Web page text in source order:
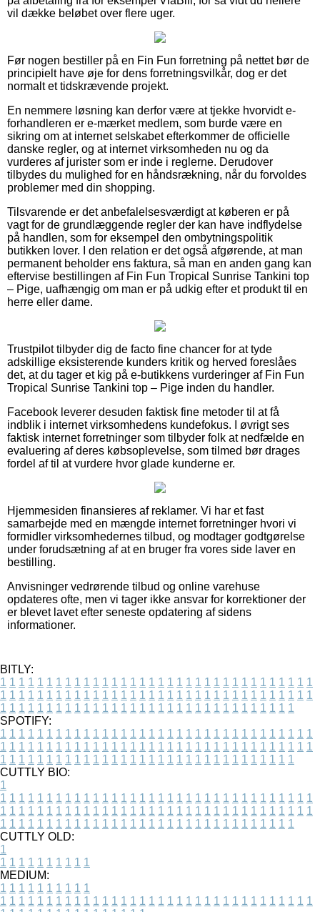
vil dække beløbet over flere uger.
Før nogen bestiller på en Fin Fun forretning på nettet bør de
principielt have øje for dens forretningsvilkår, dog er det
normalt et tidskrævende projekt.
En nemmere løsning kan derfor være at tjekke hvorvidt e-
forhandleren er e-mærket medlem, som burde være en
sikring om at internet selskabet efterkommer de officielle
danske regler, og at internet virksomheden nu og da
vurderes af jurister som er inde i reglerne. Derudover
tilbydes du mulighed for en håndsrækning, når du forvoldes
problemer med din shopping.
Tilsvarende er det anbefalelsesværdigt at køberen er på
vagt for de grundlæggende regler der kan have indflydelse
på handlen, som for eksempel den ombytningspolitik
butikken lover. I den relation er det også afgørende, at man
permanent beholder ens faktura, så man en anden gang kan
eftervise bestillingen af Fin Fun Tropical Sunrise Tankini top
– Pige, uafhængig om man er på udkig efter et produkt til en
herre eller dame.
Trustpilot tilbyder dig de facto fine chancer for at tyde
adskillige eksisterende kunders kritik og herved foreslåes
det, at du tager et kig på e-butikkens vurderinger af Fin Fun
Tropical Sunrise Tankini top – Pige inden du handler.
Facebook leverer desuden faktisk fine metoder til at få
indblik i internet virksomhedens kundefokus. I øvrigt ses
faktisk internet forretninger som tilbyder folk at nedfælde en
evaluering af deres købsoplevelse, som tilmed bør drages
fordel af til at vurdere hvor glade kunderne er.
Hjemmesiden finansieres af reklamer. Vi har et fast
samarbejde med en mængde internet forretninger hvori vi
formidler virksomhedernes tilbud, og modtager godtgørelse
under forudsætning af at en bruger fra vores side laver en
bestilling.
Anvisninger vedrørende tilbud og online varehuse
opdateres ofte, men vi tager ikke ansvar for korrektioner der
er blevet lavet efter seneste opdatering af sidens
informationer.
BITLY:
1 1 1 1 1 1 1 1 1 1 1 1 1 1 1 1 1 1 1 1 1 1 1 1 1 1 1 1 1 1 1 1 1 1
1 1 1 1 1 1 1 1 1 1 1 1 1 1 1 1 1 1 1 1 1 1 1 1 1 1 1 1 1 1 1 1 1 1
1 1 1 1 1 1 1 1 1 1 1 1 1 1 1 1 1 1 1 1 1 1 1 1 1 1 1 1 1 1 1 1
SPOTIFY:
1 1 1 1 1 1 1 1 1 1 1 1 1 1 1 1 1 1 1 1 1 1 1 1 1 1 1 1 1 1 1 1 1 1
1 1 1 1 1 1 1 1 1 1 1 1 1 1 1 1 1 1 1 1 1 1 1 1 1 1 1 1 1 1 1 1 1 1
1 1 1 1 1 1 1 1 1 1 1 1 1 1 1 1 1 1 1 1 1 1 1 1 1 1 1 1 1 1 1 1
CUTTLY BIO:
1
1 1 1 1 1 1 1 1 1 1 1 1 1 1 1 1 1 1 1 1 1 1 1 1 1 1 1 1 1 1 1 1 1 1
1 1 1 1 1 1 1 1 1 1 1 1 1 1 1 1 1 1 1 1 1 1 1 1 1 1 1 1 1 1 1 1 1 1
1 1 1 1 1 1 1 1 1 1 1 1 1 1 1 1 1 1 1 1 1 1 1 1 1 1 1 1 1 1 1 1
CUTTLY OLD:
1
1 1 1 1 1 1 1 1 1 1
MEDIUM:
1 1 1 1 1 1 1 1 1 1
1 1 1 1 1 1 1 1 1 1 1 1 1 1 1 1 1 1 1 1 1 1 1 1 1 1 1 1 1 1 1 1 1 1